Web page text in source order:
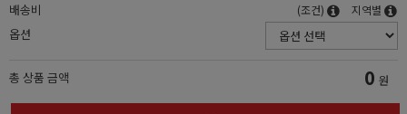
배송비 (조건) 지역별
옵션
총 상품 금액 0 원